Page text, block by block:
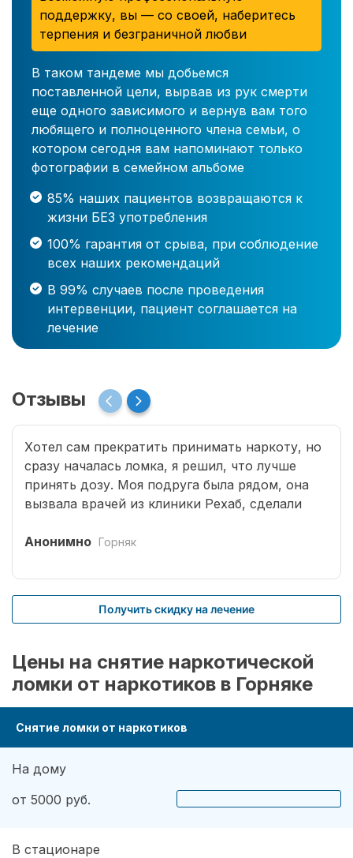
поддержку, вы — со своей, наберитесь
терпения и безграничной любви
В таком тандеме мы добьемся
поставленной цели, вырвав из рук смерти
еще одного зависимого и вернув вам того
любящего и полноценного члена семьи, о
котором сегодня вам напоминают только
фотографии в семейном альбоме
85% наших пациентов возвращаются к
жизни БЕЗ употребления
100% гарантия от срыва, при соблюдение
всех наших рекомендаций
В 99% случаев после проведения
интервенции, пациент соглашается на
лечение
Отзывы
Хотел сам прекратить принимать наркоту, но
сразу началась ломка, я решил, что лучше
принять дозу. Моя подруга была рядом, она
вызвала врачей из клиники Рехаб, сделали
что надо там пролечиться основательно.
Анонимно Горняк
Получить скидку на лечение
Цены на снятие наркотической
ломки от наркотиков в Горняке
Снятие ломки от наркотиков
На дому
от 5000 руб.
В стационаре